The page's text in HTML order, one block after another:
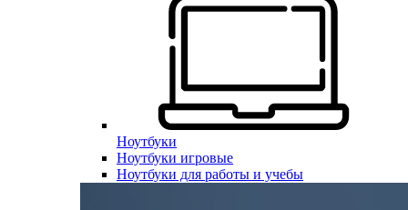
Ноутбуки
Ноутбуки игровые
Ноутбуки для работы и учебы